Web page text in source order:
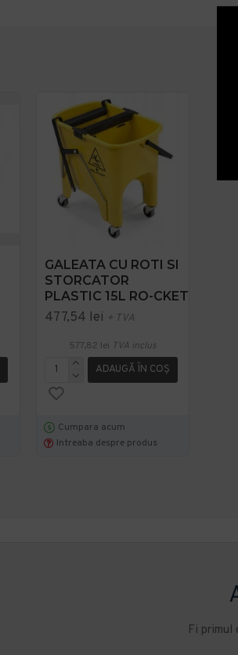
GALEATA CU ROTI SI
STORCATOR
PLASTIC 15L RO-CKET
477,54 lei + TVA
577,82 lei TVA inclus
ADAUGĂ ÎN COŞ
Cumpara acum
Intreaba despre produs
Fi primul